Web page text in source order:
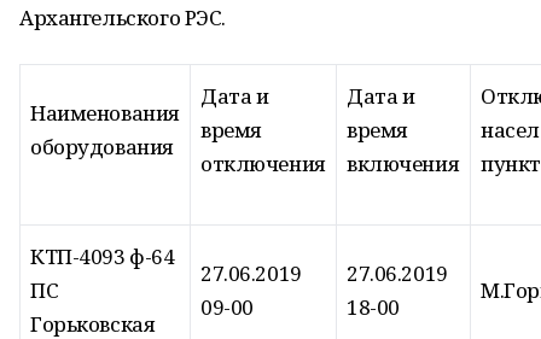
Архангельского РЭС.
Наименования
оборудования
Дата и
время
отключения
Дата и
время
включения
КТП-4093 ф-64
ПС
Горьковская
27.06.2019
09-00
27.06.2019
18-00